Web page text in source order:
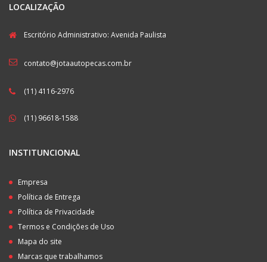
LOCALIZAÇÃO
Escritório Administrativo: Avenida Paulista
contato@jotaautopecas.com.br
(11) 4116-2976
(11) 96618-1588
INSTITUNCIONAL
Empresa
Política de Entrega
Política de Privacidade
Termos e Condições de Uso
Mapa do site
Marcas que trabalhamos